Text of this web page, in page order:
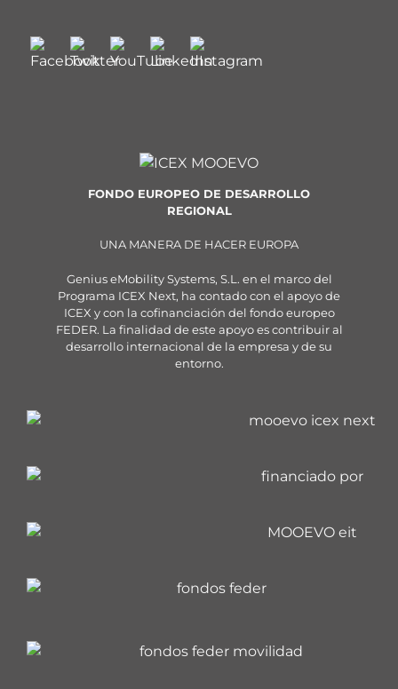
FONDO EUROPEO DE DESARROLLO
REGIONAL
UNA MANERA DE HACER EUROPA
Genius eMobility Systems, S.L. en el marco del
Programa ICEX Next, ha contado con el apoyo de
ICEX y con la cofinanciación del fondo europeo
FEDER. La finalidad de este apoyo es contribuir al
desarrollo internacional de la empresa y de su
entorno.